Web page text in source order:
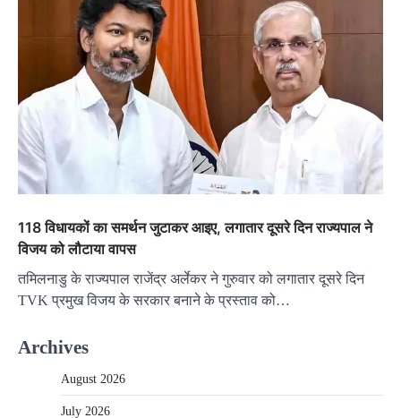
118 विधायकों का समर्थन जुटाकर आइए, लगातार दूसरे दिन राज्यपाल ने
विजय को लौटाया वापस
तमिलनाडु के राज्यपाल राजेंद्र अर्लेकर ने गुरुवार को लगातार दूसरे दिन
TVK प्रमुख विजय के सरकार बनाने के प्रस्ताव को…
Archives
August 2026
July 2026